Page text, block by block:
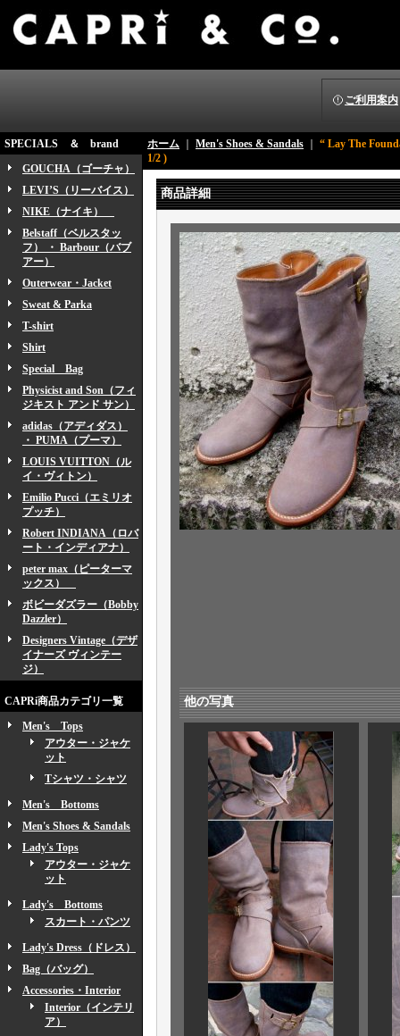
ご利用案内
SPECIALS ＆ brand
GOUCHA（ゴーチャ）
LEVI’S（リーバイス）
NIKE（ナイキ）
Belstaff（ベルスタッ
フ） ・ Barbour（バブ
アー）
Outerwear・Jacket
Sweat & Parka
T-shirt
Shirt
Special Bag
Physicist and Son（フィ
ジキスト アンド サン）
adidas（アディダス）
・ PUMA（プーマ）
LOUIS VUITTON（ル
イ・ヴィトン）
Emilio Pucci（エミリオ
プッチ）
Robert INDIANA（ロバ
ート・インディアナ）
peter max（ピーターマ
ックス）
ボビーダズラー（Bobby
Dazzler）
Designers Vintage（デザ
イナーズ ヴィンテー
ジ）
CAPRi商品カテゴリ一覧
Men's Tops
アウター・ジャケ
ット
Tシャツ・シャツ
Men's Bottoms
Men's Shoes & Sandals
Lady's Tops
アウター・ジャケ
ット
Lady's Bottoms
スカート・パンツ
Lady's Dress（ドレス）
Bag（バッグ）
Accessories・Interior
Interior（インテリ
ア）
ホーム Men's Shoes & Sandals
“ Lay The
1/2 )
商品詳細
他の写真